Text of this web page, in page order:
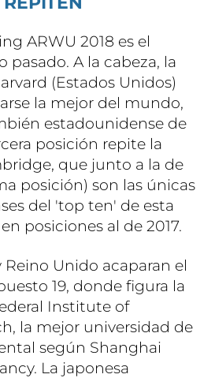
ARWU 2018 es el
pasado. A la cabeza, la
(Estados Unidos)
la mejor del mundo,
estadounidense de
posición repite la
que junto a la de
posición) son las únicas
del 'top ten' de esta
posiciones al de 2017.
Reino Unido acaparan el
19, donde figura la
Institute of
la mejor universidad de
según Shanghai
La japonesa